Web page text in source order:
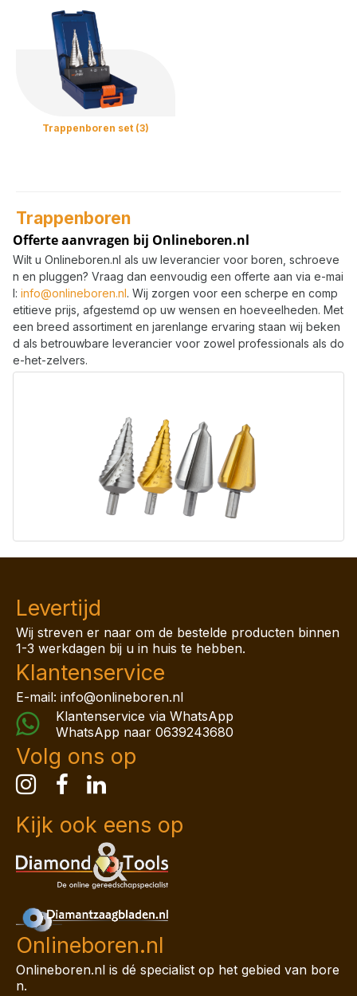
Trappenboren set (3)
Trappenboren
Offerte aanvragen bij Onlineboren.nl
Wilt u Onlineboren.nl als uw leverancier voor boren, schroeve
n en pluggen? Vraag dan eenvoudig een offerte aan via e-mai
l: info@onlineboren.nl. Wij zorgen voor een scherpe en comp
etitieve prijs, afgestemd op uw wensen en hoeveelheden. Met
een breed assortiment en jarenlange ervaring staan wij beken
d als betrouwbare leverancier voor zowel professionals als do
e-het-zelvers.
Levertijd
Wij streven er naar om de bestelde producten binnen
1-3 werkdagen bij u in huis te hebben.
Klantenservice
E-mail: info@onlineboren.nl
Klantenservice via WhatsApp
WhatsApp naar 0639243680
Volg ons op
Kijk ook eens op
Onlineboren.nl
Onlineboren.nl is dé specialist op het gebied van bore
n.